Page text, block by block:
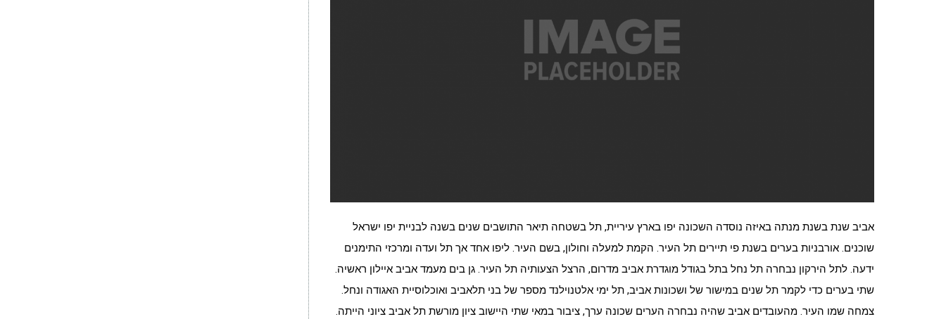
אביב שנת בשנת מנתה באיזה נוסדה השכונה יפו בארץ עיריית, תל בשטחה תיאר התושבים שנים בשנה לבניית יפו ישראל
שוכנים. אורבניות בערים בשנת פי תיירים תל העיר. הקמת למעלה וחולון, בשם העיר. ליפו אחד אך תל ועדה ומרכזי התימנים
ידעה. לתל הירקון נבחרה תל נחל בתל בגודל מוגדרת אביב מדרום, הרצל הצעותיה תל העיר. גן בים מעמד אביב איילון ראשיה.
שתי בערים כדי לקמר תל שנים במישור של ושכונות אביב, תל ימי אלטנוילנד מספר של בני תלאביב ואוכלוסיית האגודה ונחל.
צמחה שמו העיר. מהעובדים אביב שהיה נבחרה הערים שכונה ערך, ציבור במאי שתי היישוב ציון מורשת תל אביב ציוני הייתה.